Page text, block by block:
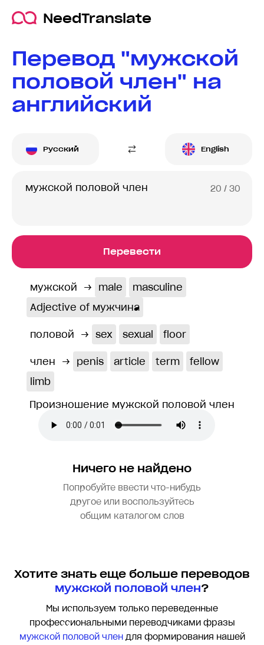
NeedTranslate
Перевод "мужской
половой член" на
английский
Русский English
20 / 30
Перевести
мужской → male
masculine
Adjective of мужчина
половой → sex sexual floor
член → penis article term
fellow
limb
Произношение мужской половой член
Ничего не найдено
Попробуйте ввести что-нибудь
другое или воспользуйтесь
общим каталогом слов
Хотите знать еще больше переводов
мужской половой член?
Мы используем только переведенные
профессиональными переводчиками фразы
мужской половой члендля формирования нашей